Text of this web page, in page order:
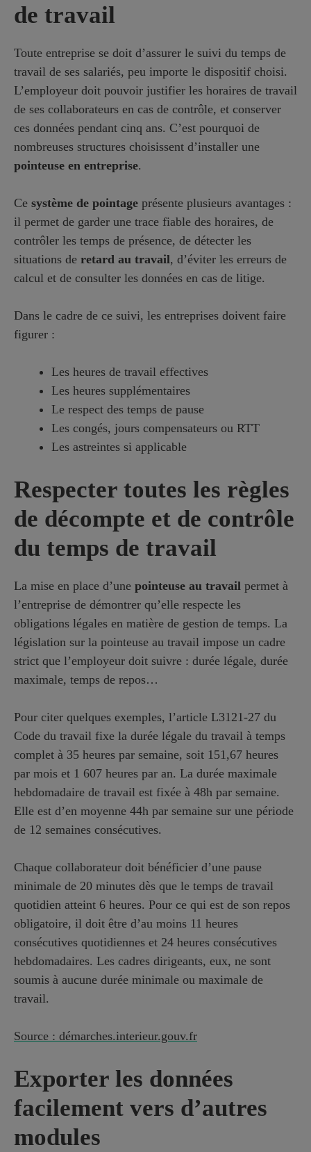
de travail
Toute entreprise se doit d’assurer le suivi du temps de
travail de ses salariés, peu importe le dispositif choisi.
L’employeur doit pouvoir justifier les horaires de travail
de ses collaborateurs en cas de contrôle, et conserver
ces données pendant cinq ans. C’est pourquoi de
nombreuses structures choisissent d’installer une
pointeuse en entreprise.
Ce système de pointage présente plusieurs avantages :
il permet de garder une trace fiable des horaires, de
contrôler les temps de présence, de détecter les
situations de retard au travail, d’éviter les erreurs de
calcul et de consulter les données en cas de litige.
Dans le cadre de ce suivi, les entreprises doivent faire
figurer :
Les heures de travail effectives
Les heures supplémentaires
Le respect des temps de pause
Les congés, jours compensateurs ou RTT
Les astreintes si applicable
Respecter toutes les règles
de décompte et de contrôle
du temps de travail
La mise en place d’une pointeuse au travail permet à
l’entreprise de démontrer qu’elle respecte les
obligations légales en matière de gestion de temps. La
législation sur la pointeuse au travail impose un cadre
strict que l’employeur doit suivre : durée légale, durée
maximale, temps de repos…
Pour citer quelques exemples, l’article L3121-27 du
Code du travail fixe la durée légale du travail à temps
complet à 35 heures par semaine, soit 151,67 heures
par mois et 1 607 heures par an. La durée maximale
hebdomadaire de travail est fixée à 48h par semaine.
Elle est d’en moyenne 44h par semaine sur une période
de 12 semaines consécutives.
Chaque collaborateur doit bénéficier d’une pause
minimale de 20 minutes dès que le temps de travail
quotidien atteint 6 heures. Pour ce qui est de son repos
obligatoire, il doit être d’au moins 11 heures
consécutives quotidiennes et 24 heures consécutives
hebdomadaires. Les cadres dirigeants, eux, ne sont
soumis à aucune durée minimale ou maximale de
travail.
Source : démarches.interieur.gouv.fr
Exporter les données
facilement vers d’autres
modules